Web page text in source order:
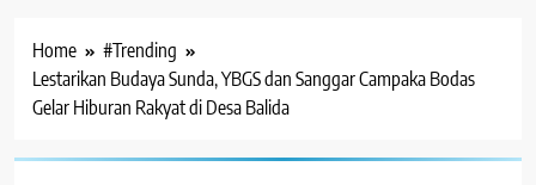
Home
#Trending
Lestarikan Budaya Sunda, YBGS dan Sanggar Campaka Bodas
Gelar Hiburan Rakyat di Desa Balida